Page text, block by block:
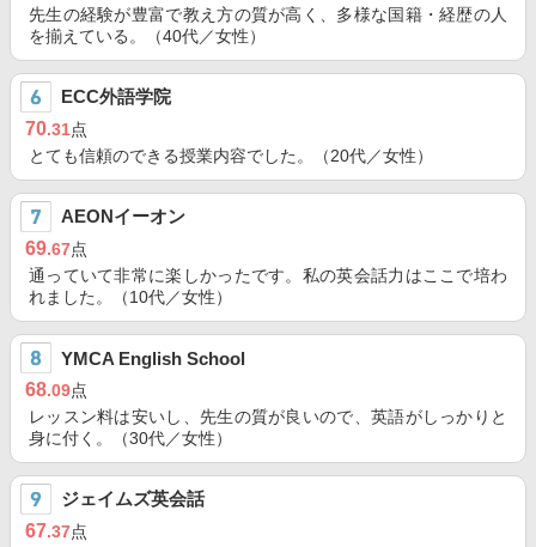
先生の経験が豊富で教え方の質が高く、多様な国籍・経歴の人
を揃えている。（40代／女性）
ECC外語学院
70.31点
とても信頼のできる授業内容でした。（20代／女性）
AEONイーオン
69.67点
通っていて非常に楽しかったです。私の英会話力はここで培わ
れました。（10代／女性）
YMCA English School
68.09点
レッスン料は安いし、先生の質が良いので、英語がしっかりと
身に付く。（30代／女性）
ジェイムズ英会話
67.37点